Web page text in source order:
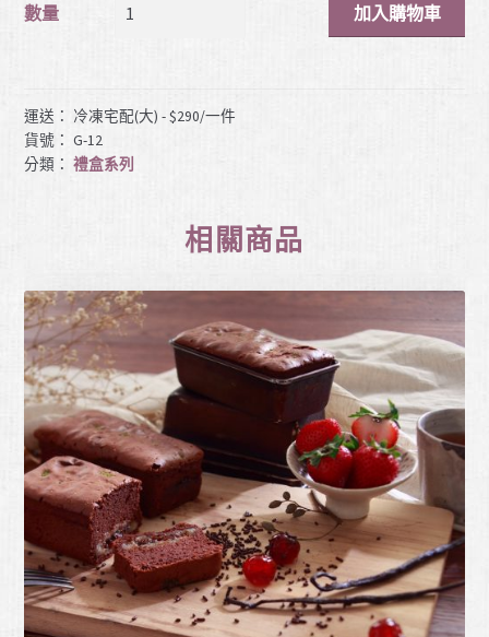
數量 加入購物車
運送： 冷凍宅配(大) - $290/一件
貨號：G-12
分類：禮盒系列
相關商品